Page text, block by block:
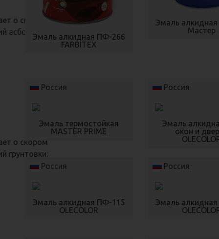
о скором
асботехники:
о скором
грунтовки:
Эмаль алкидная ПФ-266
FARBITEX
Эмаль
Мастер
Россия
Эмаль термостойкая
MASTER PRIME
Россия
Эмаль
окон и
Россия
Эмаль алкидная ПФ-115
OLECOLOR
Россия
Эмаль